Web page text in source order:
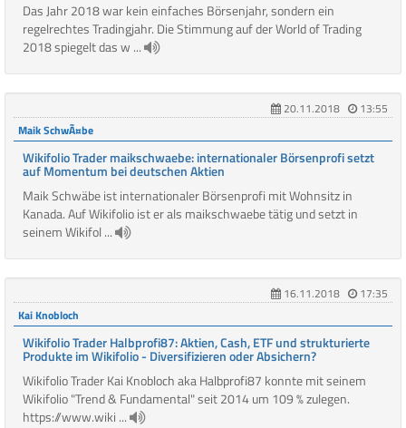
Das Jahr 2018 war kein einfaches Börsenjahr, sondern ein
regelrechtes Tradingjahr. Die Stimmung auf der World of Trading
2018 spiegelt das w ...
20.11.2018
13:55
Maik SchwÃ¤be
Wikifolio Trader maikschwaebe: internationaler Börsenprofi setzt
auf Momentum bei deutschen Aktien
Maik Schwäbe ist internationaler Börsenprofi mit Wohnsitz in
Kanada. Auf Wikifolio ist er als maikschwaebe tätig und setzt in
seinem Wikifol ...
16.11.2018
17:35
Kai Knobloch
Wikifolio Trader Halbprofi87: Aktien, Cash, ETF und strukturierte
Produkte im Wikifolio - Diversifizieren oder Absichern?
Wikifolio Trader Kai Knobloch aka Halbprofi87 konnte mit seinem
Wikifolio "Trend & Fundamental" seit 2014 um 109 % zulegen.
https://www.wiki ...